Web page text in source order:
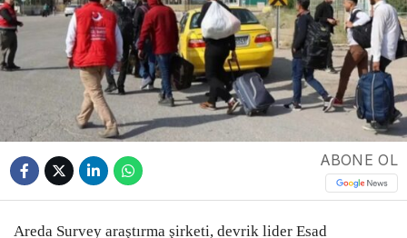
ABONE OL
Areda Survey araştırma şirketi, devrik lider Esad